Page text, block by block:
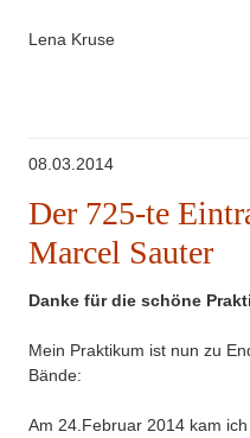
Lena Kruse
08.03.2014
Der 725-te
Marcel Sauter
Danke für die schöne
Mein Praktikum ist nun zu
Bände:
Am 24.Februar 2014 kam